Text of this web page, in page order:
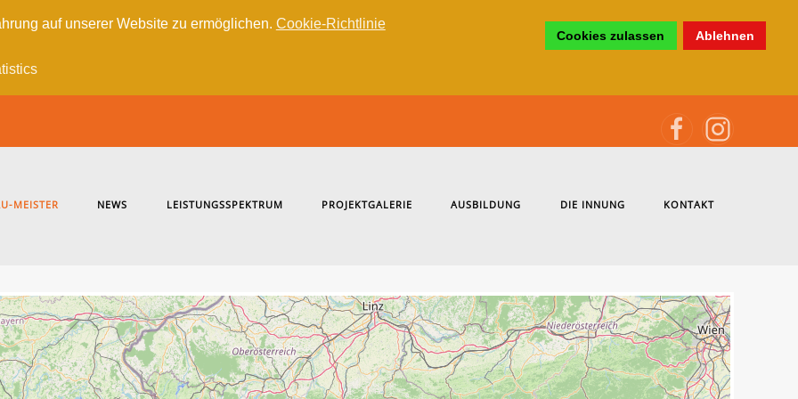
auf unserer Website zu ermöglichen. Cookie-Richtlinie
Cookies zulassen Ablehnen
MEISTER NEWS LEISTUNGSSPEKTRUM PROJEKTGALERIE AUSBILDUNG DIE INNUNG KONTAKT